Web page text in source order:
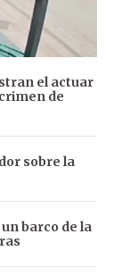
el actuar
de
sobre la
barco de la